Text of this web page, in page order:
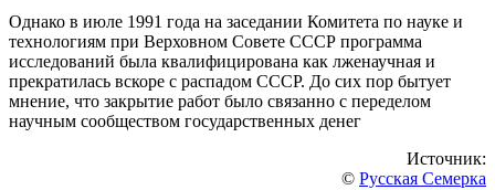
Однако в июле 1991 года на заседании Комитета по науке и
технологиям при Верховном Совете СССР программа
исследований была квалифицирована как лженаучная и
прекратилась вскоре с распадом СССР. До сих пор бытует
мнение, что закрытие работ было связанно с переделом
научным сообществом государственных денег
Источник:
© Русская Семерка